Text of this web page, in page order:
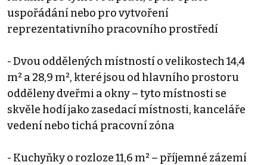
uspořádání nebo pro vytvoření
reprezentativního pracovního prostředí
- Dvou oddělených místností o velikostech 14,4
m² a 28,9 m², které jsou od hlavního prostoru
odděleny dveřmi a okny – tyto místnosti se
skvěle hodí jako zasedací místnosti, kanceláře
vedení nebo tichá pracovní zóna
- Kuchyňky o rozloze 11,6 m² – příjemné zázemí